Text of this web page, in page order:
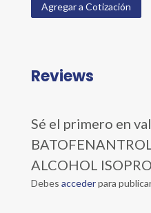
Agregar a Cotización
Reviews
Sé el primero en
ALCOHOL
Debes accederpara